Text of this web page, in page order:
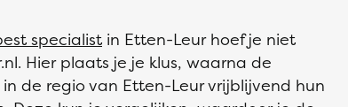
specialist in Etten-Leur hoef je niet
Hier plaats je je klus, waarna de
de regio van Etten-Leur vrijblijvend hun